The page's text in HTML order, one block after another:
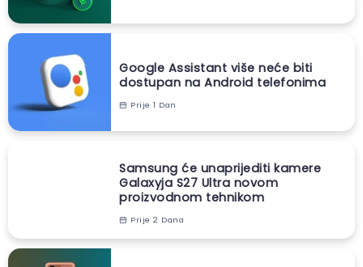
Google Assistant više neće biti
dostupan na Android telefonima
Prije 1 Dan
Samsung će unaprijediti kamere
Galaxyja S27 Ultra novom
proizvodnom tehnikom
Prije 2 Dana